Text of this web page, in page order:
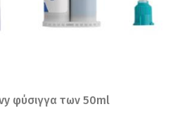
φύσιγγα των 50ml